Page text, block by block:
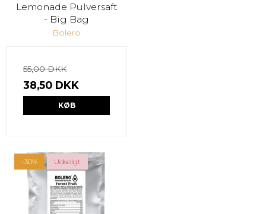
Lemonade Pulversaft
- Big Bag
Bolero
55,00 DKK
38,50 DKK
KØB
-30% Udsolgt